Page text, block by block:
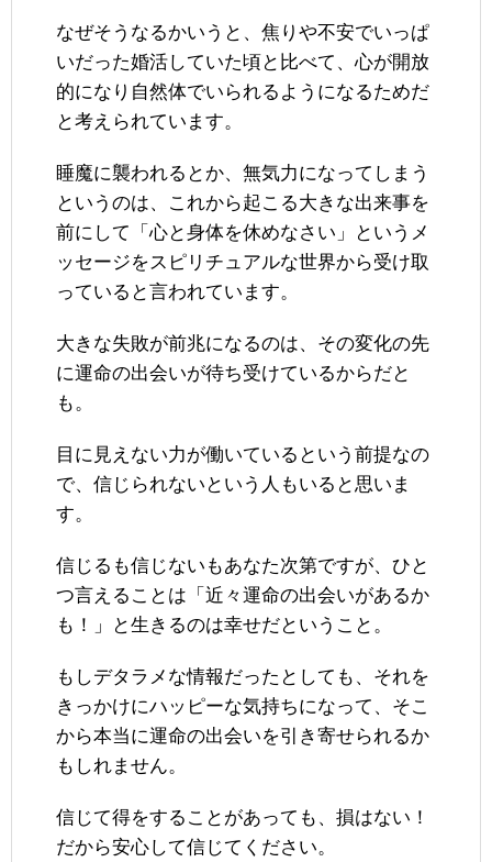
なぜそうなるかいうと、焦りや不安でいっぱ
いだった婚活していた頃と比べて、心が開放
的になり自然体でいられるようになるためだ
と考えられています。
睡魔に襲われるとか、無気力になってしまう
というのは、これから起こる大きな出来事を
前にして「心と身体を休めなさい」というメ
ッセージをスピリチュアルな世界から受け取
っていると言われています。
大きな失敗が前兆になるのは、その変化の先
に運命の出会いが待ち受けているからだと
も。
目に見えない力が働いているという前提なの
で、信じられないという人もいると思いま
す。
信じるも信じないもあなた次第ですが、ひと
つ言えることは「近々運命の出会いがあるか
も！」と生きるのは幸せだということ。
もしデタラメな情報だったとしても、それを
きっかけにハッピーな気持ちになって、そこ
から本当に運命の出会いを引き寄せられるか
もしれません。
信じて得をすることがあっても、損はない！
だから安心して信じてください。